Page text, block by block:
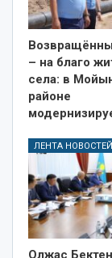
– на благо
села: в
районе
ЛЕНТА НОВОСТЕЙ
Олжас